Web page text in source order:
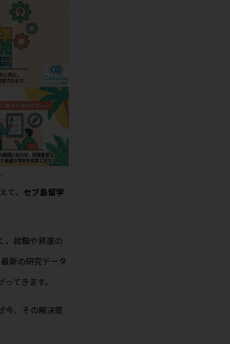
、 セブ島留学
、就職や昇進の
新の研究データ
てきます。
今、その解決策